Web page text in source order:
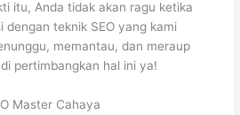
itu, Anda tidak akan ragu ketika
teknik SEO yang kami
memantau, dan meraup
pertimbangkan hal ini ya!
Master Cahaya